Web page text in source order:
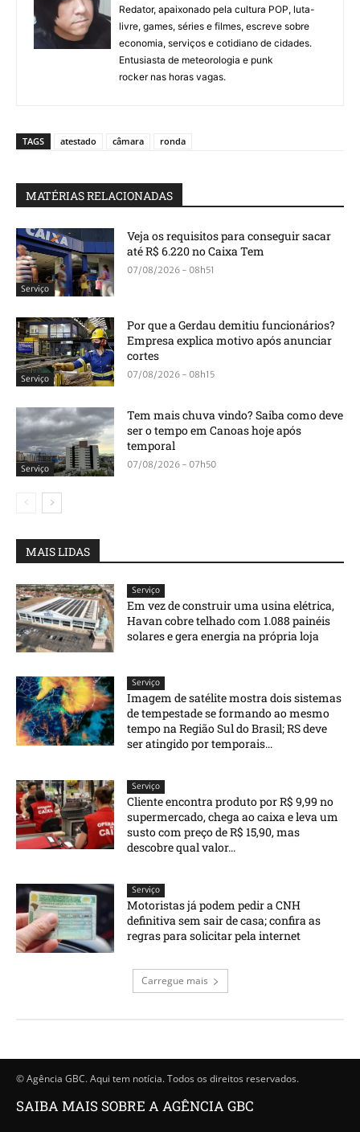
Redator, apaixonado pela cultura POP, luta-
livre, games, séries e filmes, escreve sobre
economia, serviços e cotidiano de cidades.
Entusiasta de meteorologia e punk
rocker nas horas vagas.
TAGS atestado câmara ronda
MATÉRIAS RELACIONADAS
Serviço
Veja os requisitos para conseguir sacar
até R$ 6.220 no Caixa Tem
07/08/2026 - 08h51
Serviço
Por que a Gerdau demitiu funcionários?
Empresa explica motivo após anunciar
cortes
07/08/2026 - 08h15
Serviço
Tem mais chuva vindo? Saiba como deve
ser o tempo em Canoas hoje após
temporal
07/08/2026 - 07h50
MAIS LIDAS
Serviço
Em vez de construir uma usina elétrica,
Havan cobre telhado com 1.088 painéis
solares e gera energia na própria loja
Serviço
Imagem de satélite mostra dois sistemas
de tempestade se formando ao mesmo
tempo na Região Sul do Brasil; RS deve
ser atingido por temporais...
Serviço
Cliente encontra produto por R$ 9,99 no
supermercado, chega ao caixa e leva um
susto com preço de R$ 15,90, mas
descobre qual valor...
Serviço
Motoristas já podem pedir a CNH
definitiva sem sair de casa; confira as
regras para solicitar pela internet
Carregue mais
© Agência GBC. Aqui tem notícia. Todos os direitos reservados.
SAIBA MAIS SOBRE A AGÊNCIA GBC